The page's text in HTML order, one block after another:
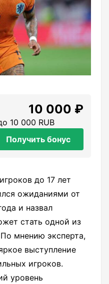
10 000 ₽
10 000 RUB
Получить бонус
до 17 лет
ожиданиями от
и назвал
стать одной из
мнению эксперта,
выступление
игроков.
уровень